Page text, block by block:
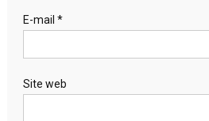
E-mail *
Site web